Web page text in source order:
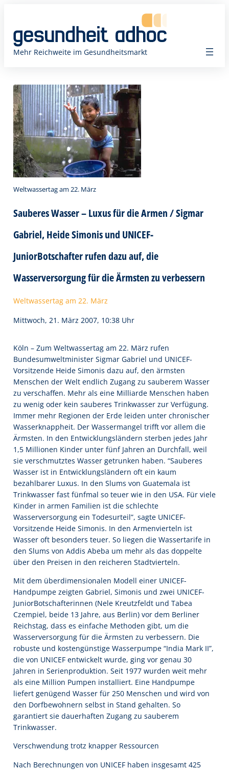
springen
Mehr Reichweite im Gesundheitsmarkt
Weltwassertag am 22. März
Sauberes Wasser – Luxus für die Armen / Sigmar
Gabriel, Heide Simonis und UNICEF-
JuniorBotschafter rufen dazu auf, die
Wasserversorgung für die Ärmsten zu verbessern
Weltwassertag am 22. März
Mittwoch, 21. März 2007, 10:38 Uhr
Köln – Zum Weltwassertag am 22. März rufen
Bundesumweltminister Sigmar Gabriel und UNICEF-
Vorsitzende Heide Simonis dazu auf, den ärmsten
Menschen der Welt endlich Zugang zu sauberem Wasser
zu verschaffen. Mehr als eine Milliarde Menschen haben
zu wenig oder kein sauberes Trinkwasser zur Verfügung.
Immer mehr Regionen der Erde leiden unter chronischer
Wasserknappheit. Der Wassermangel trifft vor allem die
Ärmsten. In den Entwicklungsländern sterben jedes Jahr
1,5 Millionen Kinder unter fünf Jahren an Durchfall, weil
sie verschmutztes Wasser getrunken haben. “Sauberes
Wasser ist in Entwicklungsländern oft ein kaum
bezahlbarer Luxus. In den Slums von Guatemala ist
Trinkwasser fast fünfmal so teuer wie in den USA. Für viele
Kinder in armen Familien ist die schlechte
Wasserversorgung ein Todesurteil”, sagte UNICEF-
Vorsitzende Heide Simonis. In den Armenvierteln ist
Wasser oft besonders teuer. So liegen die Wassertarife in
den Slums von Addis Abeba um mehr als das doppelte
über den Preisen in den reicheren Stadtvierteln.
Mit dem überdimensionalen Modell einer UNICEF-
Handpumpe zeigten Gabriel, Simonis und zwei UNICEF-
JuniorBotschafterinnen (Nele Kreutzfeldt und Tabea
Czempiel, beide 13 Jahre, aus Berlin) vor dem Berliner
Reichstag, dass es einfache Methoden gibt, um die
Wasserversorgung für die Ärmsten zu verbessern. Die
robuste und kostengünstige Wasserpumpe “India Mark II”,
die von UNICEF entwickelt wurde, ging vor genau 30
Jahren in Serienproduktion. Seit 1977 wurden weit mehr
als eine Million Pumpen installiert. Eine Handpumpe
liefert genügend Wasser für 250 Menschen und wird von
den Dorfbewohnern selbst in Stand gehalten. So
garantiert sie dauerhaften Zugang zu sauberem
Trinkwasser.
Verschwendung trotz knapper Ressourcen
Nach Berechnungen von UNICEF haben insgesamt 425